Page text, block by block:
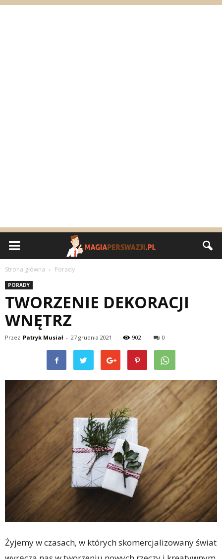
Strona główna Porady
PORADY
TWORZENIE DEKORACJI
WNĘTRZ
Przez Patryk Musiał - 27 grudnia 2021 902 0
Żyjemy w czasach, w których skomercjalizowany świat